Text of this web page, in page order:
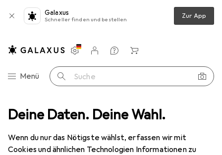
Deine Daten. Deine Wahl.
Wenn du nur das Nötigste wählst, erfassen wir mit
Cookies und ähnlichen Technologien Informationen zu
Galaxus
Schneller finden und bestellen Zur App
Navigation nach Kategorien
Menü Suche
Einstellungen
Kundenkonto
Vergleichslisten
Merklisten
Warenkorb
Panaro
Kategorien anzeigen